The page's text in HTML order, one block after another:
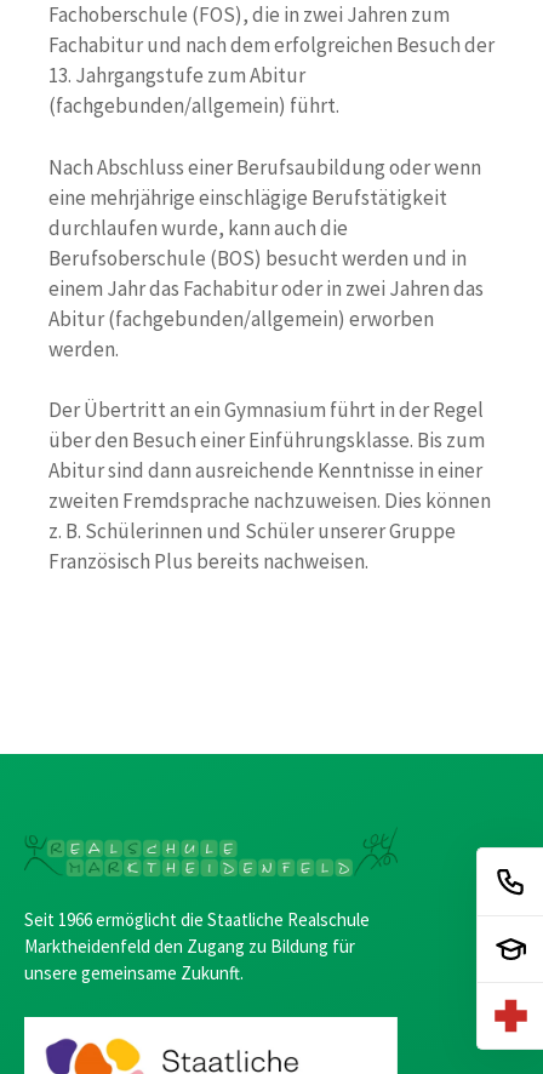
Fachoberschule (FOS), die in zwei Jahren zum
Fachabitur und nach dem erfolgreichen Besuch der
13. Jahrgangstufe zum Abitur
(fachgebunden/allgemein) führt.
Nach Abschluss einer Berufsaubildung oder wenn
eine mehrjährige einschlägige Berufstätigkeit
durchlaufen wurde, kann auch die
Berufsoberschule (BOS) besucht werden und in
einem Jahr das Fachabitur oder in zwei Jahren das
Abitur (fachgebunden/allgemein) erworben
werden.
Der Übertritt an ein Gymnasium führt in der Regel
über den Besuch einer Einführungsklasse. Bis zum
Abitur sind dann ausreichende Kenntnisse in einer
zweiten Fremdsprache nachzuweisen. Dies können
z. B. Schülerinnen und Schüler unserer Gruppe
Französisch Plus bereits nachweisen.
Seit 1966 ermöglicht die Staatliche Realschule
Marktheidenfeld den Zugang zu Bildung für
unsere gemeinsame Zukunft.